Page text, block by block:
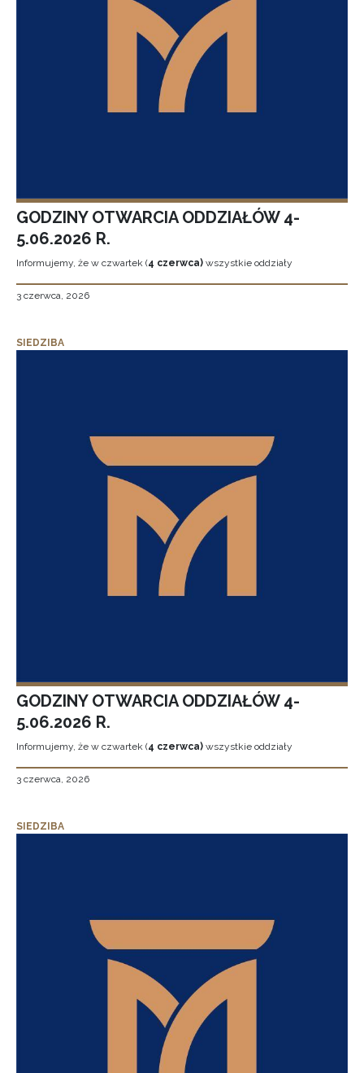
GODZINY OTWARCIA ODDZIAŁÓW 4-
5.06.2026 R.
Informujemy, że w czwartek (4 czerwca) wszystkie oddziały
3 czerwca, 2026
SIEDZIBA
GODZINY OTWARCIA ODDZIAŁÓW 4-
5.06.2026 R.
Informujemy, że w czwartek (4 czerwca) wszystkie oddziały
3 czerwca, 2026
SIEDZIBA